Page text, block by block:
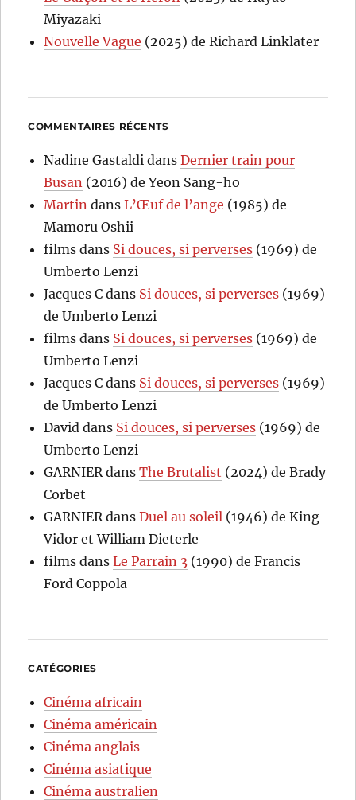
Miyazaki
Nouvelle Vague (2025) de Richard Linklater
COMMENTAIRES RÉCENTS
Nadine Gastaldi dansDernier train pour
Busan (2016) de Yeon Sang-ho
Martin dansL’Œuf de l’ange (1985) de
Mamoru Oshii
films dans Si douces, si perverses (1969) de
Umberto Lenzi
Jacques C dans Si douces, si perverses (1969)
de Umberto Lenzi
films dans Si douces, si perverses (1969) de
Umberto Lenzi
Jacques C dans Si douces, si perverses (1969)
de Umberto Lenzi
David dans Si douces, si perverses (1969) de
Umberto Lenzi
GARNIER dansThe Brutalist (2024) de Brady
Corbet
GARNIER dansDuel au soleil (1946) de King
Vidor et William Dieterle
films dansLe Parrain 3 (1990) de Francis
Ford Coppola
CATÉGORIES
Cinéma africain
Cinéma américain
Cinéma anglais
Cinéma asiatique
Cinéma australien